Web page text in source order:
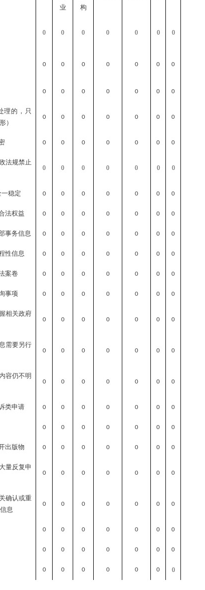
业
构
0 0 0 0 0 0 0
0 0 0 0 0 0 0
0 0 0 0 0 0 0
理的，只
）
0 0 0 0 0 0 0
0 0 0 0 0 0 0
法规禁止
0 0 0 0 0 0 0
稳定 0 0 0 0 0 0 0
法权益 0 0 0 0 0 0 0
事务信息 0 0 0 0 0 0 0
性信息 0 0 0 0 0 0 0
案卷 0 0 0 0 0 0 0
事项 0 0 0 0 0 0 0
相关政府
0 0 0 0 0 0 0
需要另行
0 0 0 0 0 0 0
容仍不明
0 0 0 0 0 0 0
类申请 0 0 0 0 0 0 0
0 0 0 0 0 0 0
出版物 0 0 0 0 0 0 0
量反复申
0 0 0 0 0 0 0
确认或重
息
0 0 0 0 0 0 0
0 0 0 0 0 0 0
0 0 0 0 0 0 0
0 0 0 0 0 0 0